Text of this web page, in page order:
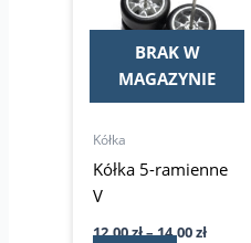
BRAK W
MAGAZYNIE
Kółka
Kółka 5-ramienne
V
12,00zł–14,00zł
do
14,00 zł
wiele
wariantów.
Opcje
można
stronie